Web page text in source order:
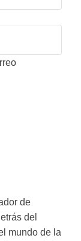
de
del
mundo de la